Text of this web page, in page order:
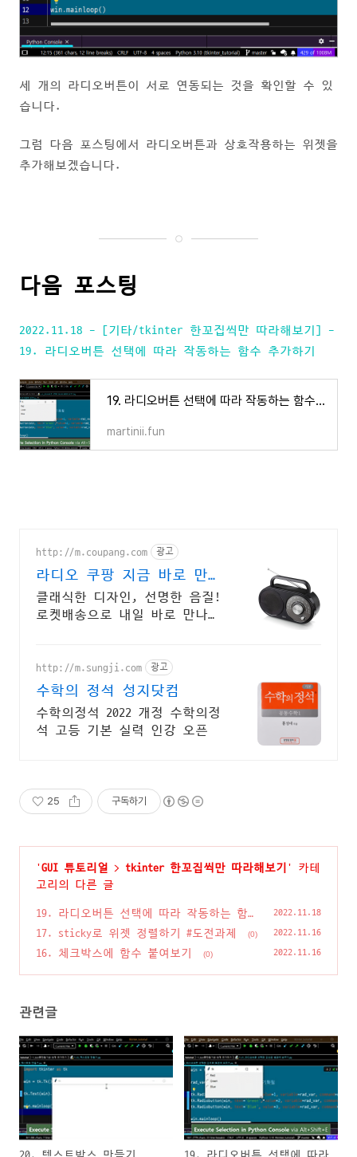
세 개의 라디오버튼이 서로 연동되는 것을 확인할 수 있
습니다.
그럼 다음 포스팅에서 라디오버튼과 상호작용하는 위젯을
추가해보겠습니다.
다음 포스팅
2022.11.18 - [기타/tkinter 한꼬집씩만 따라해보기] -
19. 라디오버튼 선택에 따라 작동하는 함수 추가하기
19. 라디오버튼 선택에 따라 작동하는 함수 추가하기
martinii.fun
http://m.coupang.com 광고
라디오 쿠팡 지금 바로 만나
보세요
클래식한 디자인, 선명한 음질!
로켓배송으로 내일 바로 만나보
즐기세요.
http://m.sungji.com 광고
수학의 정석 성지닷컴
수학의정석 2022 개정 수학의정
석 고등 기본 실력 인강 오픈
25 구독하기
'GUI 튜토리얼 > tkinter 한꼬집씩만 따라해보기 ' 카테
고리의 다른 글
19. 라디오버튼 선택에 따라 작동하는 함
수 추가하기
(0)
2022.11.18
17. sticky로 위젯 정렬하기 #도전과제 (0) 2022.11.16
16. 체크박스에 함수 붙여보기 (0) 2022.11.16
관련글